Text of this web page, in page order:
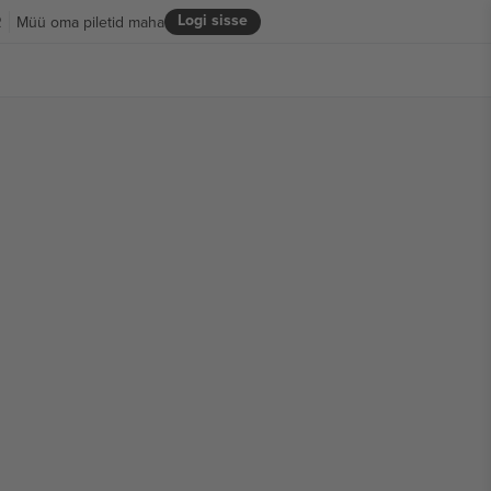
Logi sisse
Müü oma piletid maha